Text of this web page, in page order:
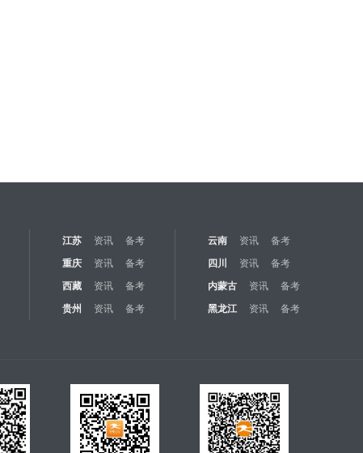
江苏 资讯 备考 云南 资讯
备考
重庆 资讯 备考 四川 资讯
备考
西藏 资讯 备考 内蒙古 资讯
备考
贵州 资讯 备考 黑龙江 资讯
备考